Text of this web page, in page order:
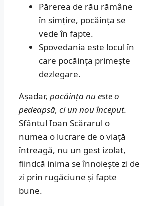
Părerea de rău rămâne
în simțire, pocăința se
vede în fapte.
Spovedania este locul în
care pocăința primește
dezlegare.
Așadar, pocăința nu este o
pedeapsă, ci un nou început.
Sfântul Ioan Scărarul o
numea o lucrare de o viață
întreagă, nu un gest izolat,
fiindcă inima se înnoiește zi de
zi prin rugăciune și fapte
bune.